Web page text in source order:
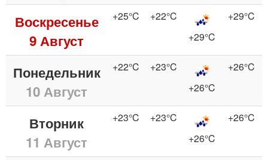
Воскресенье
9 Август
+25°C
+22°C
+29°C
+29°C
Понедельник
10 Август
+22°C
+23°C
+26°C
+26°C
Вторник
11 Август
+23°C
+23°C
+26°C
+26°C